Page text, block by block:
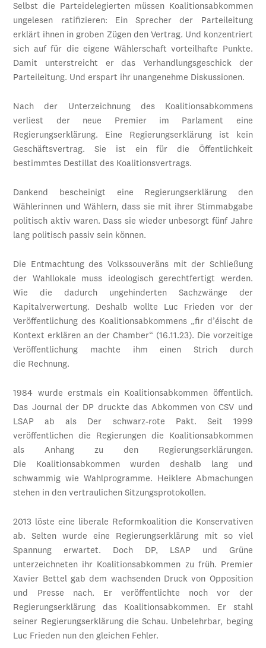
Selbst die Parteidelegierten müssen Koalitionsabkommen
ungelesen ratifizieren: Ein Sprecher der Parteileitung
erklärt ihnen in groben Zügen den Vertrag. Und konzentriert
sich auf für die eigene Wählerschaft vorteilhafte Punkte.
Damit unterstreicht er das Verhandlungsgeschick der
Parteileitung. Und erspart ihr unangenehme Diskussionen.
Nach der Unterzeichnung des Koalitionsabkommens
verliest der neue Premier im Parlament eine
Regierungserklärung. Eine Regierungserklärung ist kein
Geschäftsvertrag. Sie ist ein für die Öffentlichkeit
bestimmtes Destillat des Koalitionsvertrags.
Dankend bescheinigt eine Regierungserklärung den
Wählerinnen und Wählern, dass sie mit ihrer Stimmabgabe
politisch aktiv waren. Dass sie wieder unbesorgt fünf Jahre
lang politisch passiv sein können.
Die Entmachtung des Volkssouveräns mit der Schließung
der Wahllokale muss ideologisch gerechtfertigt werden.
Wie die dadurch ungehinderten Sachzwänge der
Kapitalverwertung. Deshalb wollte Luc Frieden vor der
Veröffentlichung des Koalitionsabkommens „fir d’éischt de
Kontext erklären an der Chamber“ (16.11.23). Die vorzeitige
Veröffentlichung machte ihm einen Strich durch
die Rechnung.
1984 wurde erstmals ein Koalitionsabkommen öffentlich.
Das Journal der DP druckte das Abkommen von CSV und
LSAP ab als Der schwarz-rote Pakt. Seit 1999
veröffentlichen die Regierungen die Koalitionsabkommen
als Anhang zu den Regierungserklärungen.
Die Koalitionsabkommen wurden deshalb lang und
schwammig wie Wahlprogramme. Heiklere Abmachungen
stehen in den vertraulichen Sitzungsprotokollen.
2013 löste eine liberale Reformkoalition die Konservativen
ab. Selten wurde eine Regierungserklärung mit so viel
Spannung erwartet. Doch DP, LSAP und Grüne
unterzeichneten ihr Koalitionsabkommen zu früh. Premier
Xavier Bettel gab dem wachsenden Druck von Opposition
und Presse nach. Er veröffentlichte noch vor der
Regierungserklärung das Koalitionsabkommen. Er stahl
seiner Regierungserklärung die Schau. Unbelehrbar, beging
Luc Frieden nun den gleichen Fehler.